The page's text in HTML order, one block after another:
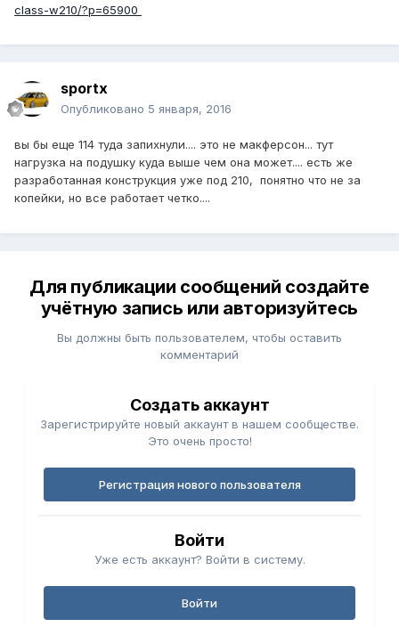
class-w210/?p=65900
sportx
Опубликовано 5 января, 2016
вы бы еще 114 туда запихнули.... это не макферсон... тут
нагрузка на подушку куда выше чем она может.... есть же
разработанная конструкция уже под 210, понятно что не за
копейки, но все работает четко....
Для публикации сообщений создайте
учётную запись или авторизуйтесь
Вы должны быть пользователем, чтобы оставить
комментарий
Создать аккаунт
Зарегистрируйте новый аккаунт в нашем сообществе.
Это очень просто!
Регистрация нового пользователя
Войти
Уже есть аккаунт? Войти в систему.
Войти